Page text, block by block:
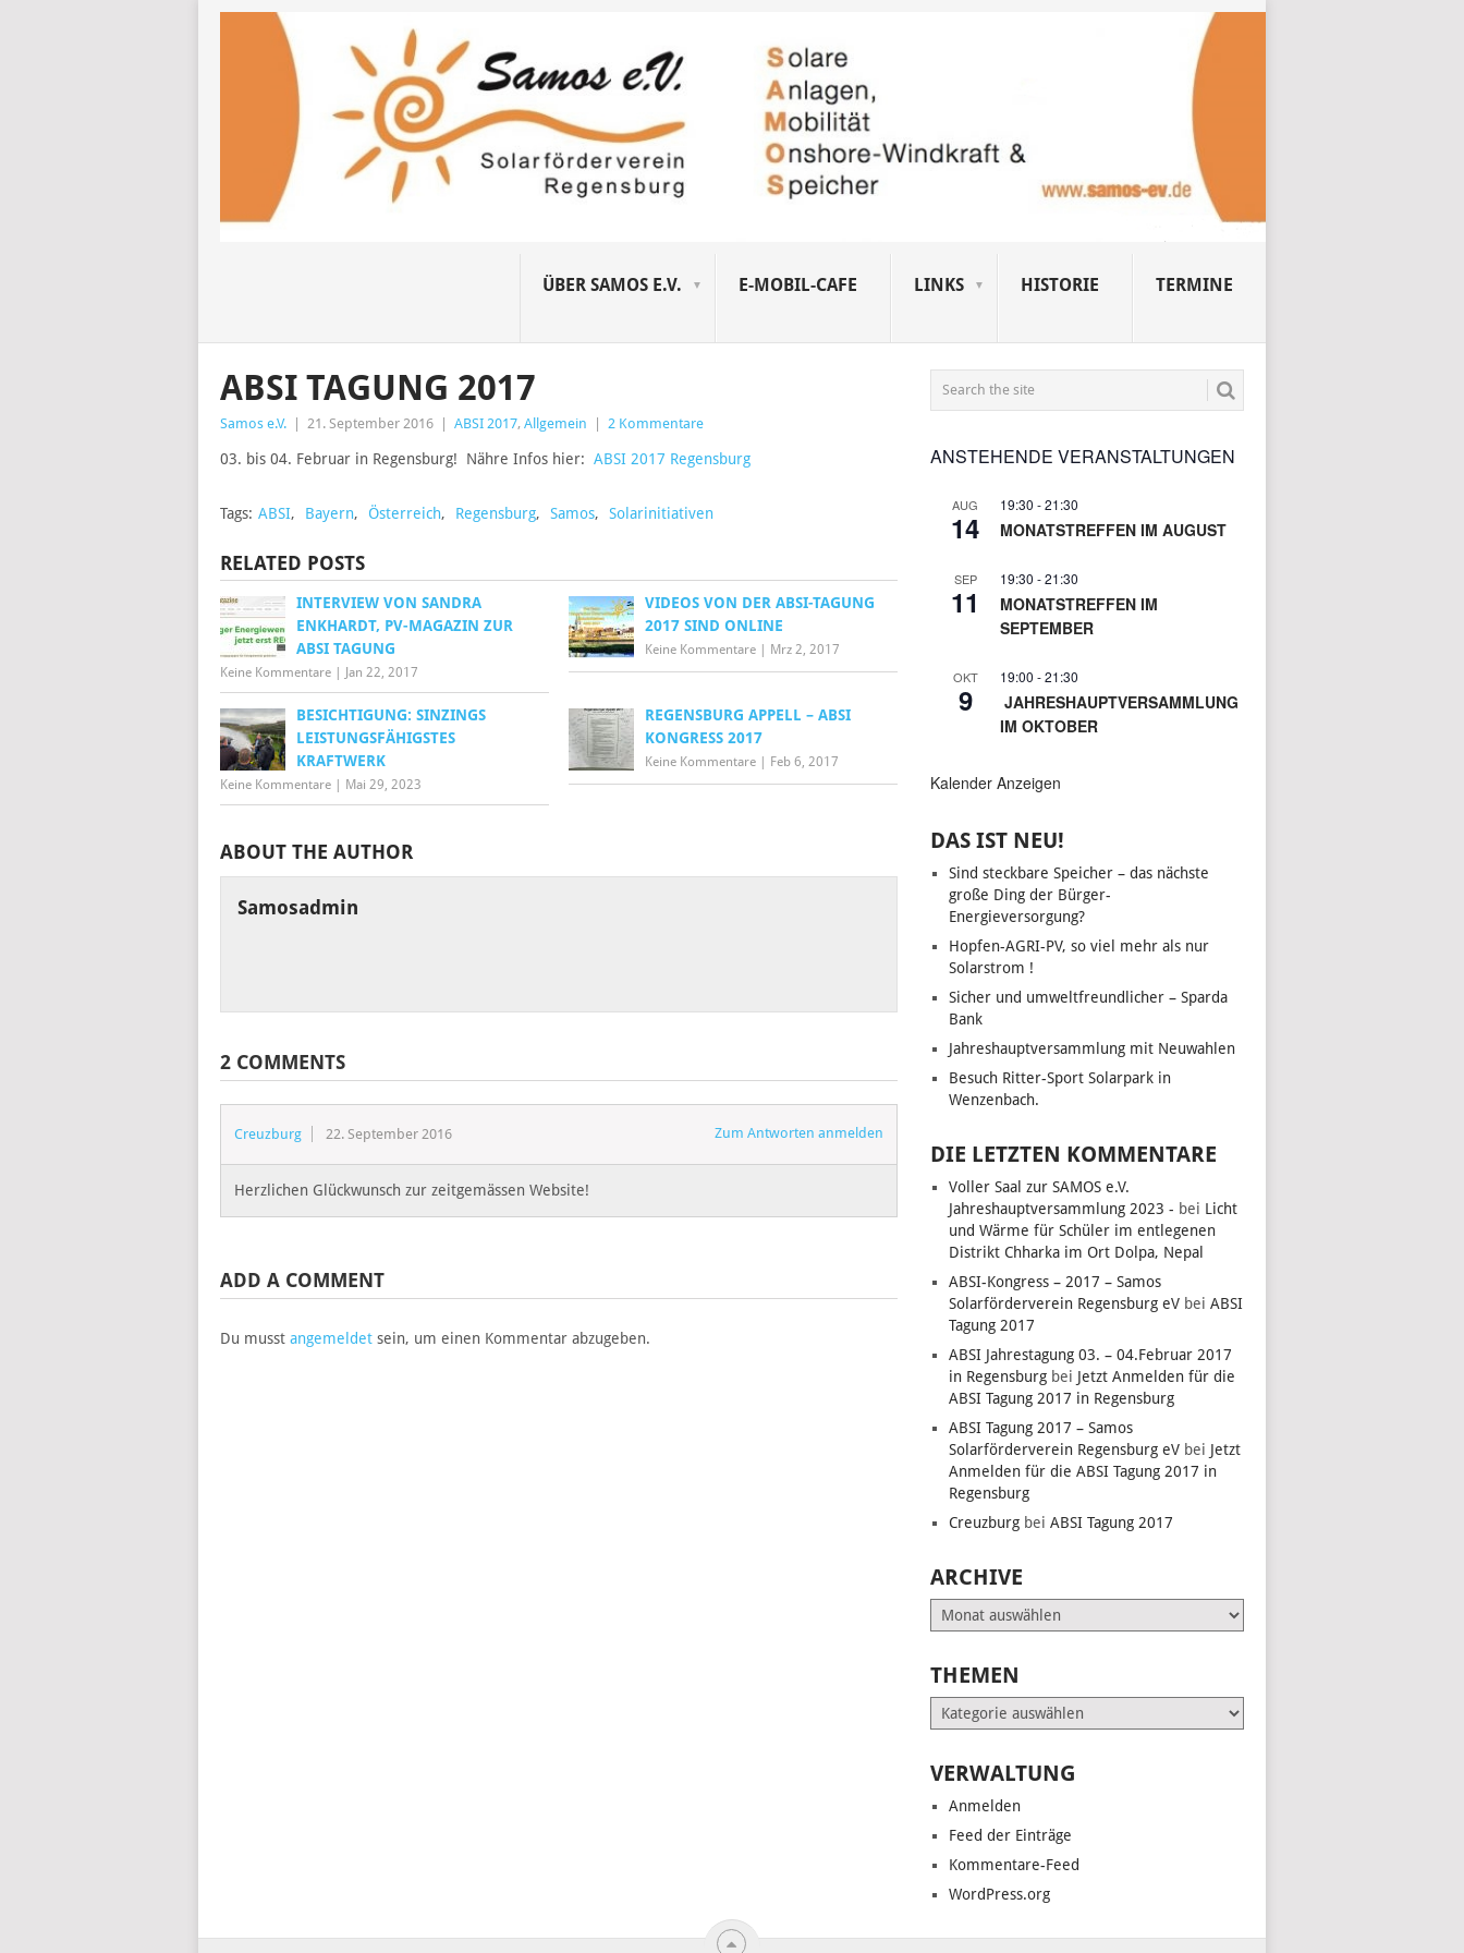
ÜBER SAMOS E.V. E-MOBIL-CAFE LINKS HISTORIE TERMINE
ABSI TAGUNG 2017
Samos e.V. | 21. September 2016 | ABSI 2017, Allgemein | 2 Kommentare
03. bis 04. Februar in Regensburg! Nähre Infos hier: ABSI 2017 Regensburg
Tags: ABSI, Bayern, Österreich, Regensburg, Samos, Solarinitiativen
RELATED POSTS
INTERVIEW VON SANDRA
ENKHARDT, PV-MAGAZIN ZUR
ABSI TAGUNG
Keine Kommentare | Jan 22, 2017
VIDEOS VON DER ABSI-TAGUNG
2017 SIND ONLINE
Keine Kommentare | Mrz 2, 2017
BESICHTIGUNG: SINZINGS
LEISTUNGSFÄHIGSTES
KRAFTWERK
Keine Kommentare | Mai 29, 2023
REGENSBURG APPELL – ABSI
KONGRESS 2017
Keine Kommentare | Feb 6, 2017
ABOUT THE AUTHOR
Samosadmin
2 COMMENTS
Creuzburg 22. September 2016 Zum Antworten anmelden
Herzlichen Glückwunsch zur zeitgemässen Website!
ADD A COMMENT
Du musst angemeldet sein, um einen Kommentar abzugeben.
ANSTEHENDE VERANSTALTUNGEN
AUG
14
19:30 -21:30
MONATSTREFFEN IM AUGUST
SEP
11
19:30 -21:30
MONATSTREFFEN IM
SEPTEMBER
OKT
9
19:00 -21:30
JAHRESHAUPTVERSAMMLUNG
IM OKTOBER
Kalender Anzeigen
DAS IST NEU!
Sind steckbare Speicher – das nächste
große Ding der Bürger-
Energieversorgung?
Hopfen-AGRI-PV, so viel mehr als nur
Solarstrom !
Sicher und umweltfreundlicher – Sparda
Bank
Jahreshauptversammlung mit Neuwahlen
Besuch Ritter-Sport Solarpark in
Wenzenbach.
DIE LETZTEN KOMMENTARE
Voller Saal zur SAMOS e.V.
Jahreshauptversammlung 2023 - bei Licht
und Wärme für Schüler im entlegenen
Distrikt Chharka im Ort Dolpa, Nepal
ABSI-Kongress – 2017 – Samos
Solarförderverein Regensburg eV beiABSI
Tagung 2017
ABSI Jahrestagung 03. – 04.Februar 2017
in Regensburg bei Jetzt Anmelden für die
ABSI Tagung 2017 in Regensburg
ABSI Tagung 2017 – Samos
Solarförderverein Regensburg eV bei Jetzt
Anmelden für die ABSI Tagung 2017 in
Regensburg
Creuzburg beiABSI Tagung 2017
ARCHIVE
Archive
THEMEN
Themen
VERWALTUNG
Anmelden
Feed der Einträge
Kommentare-Feed
WordPress.org